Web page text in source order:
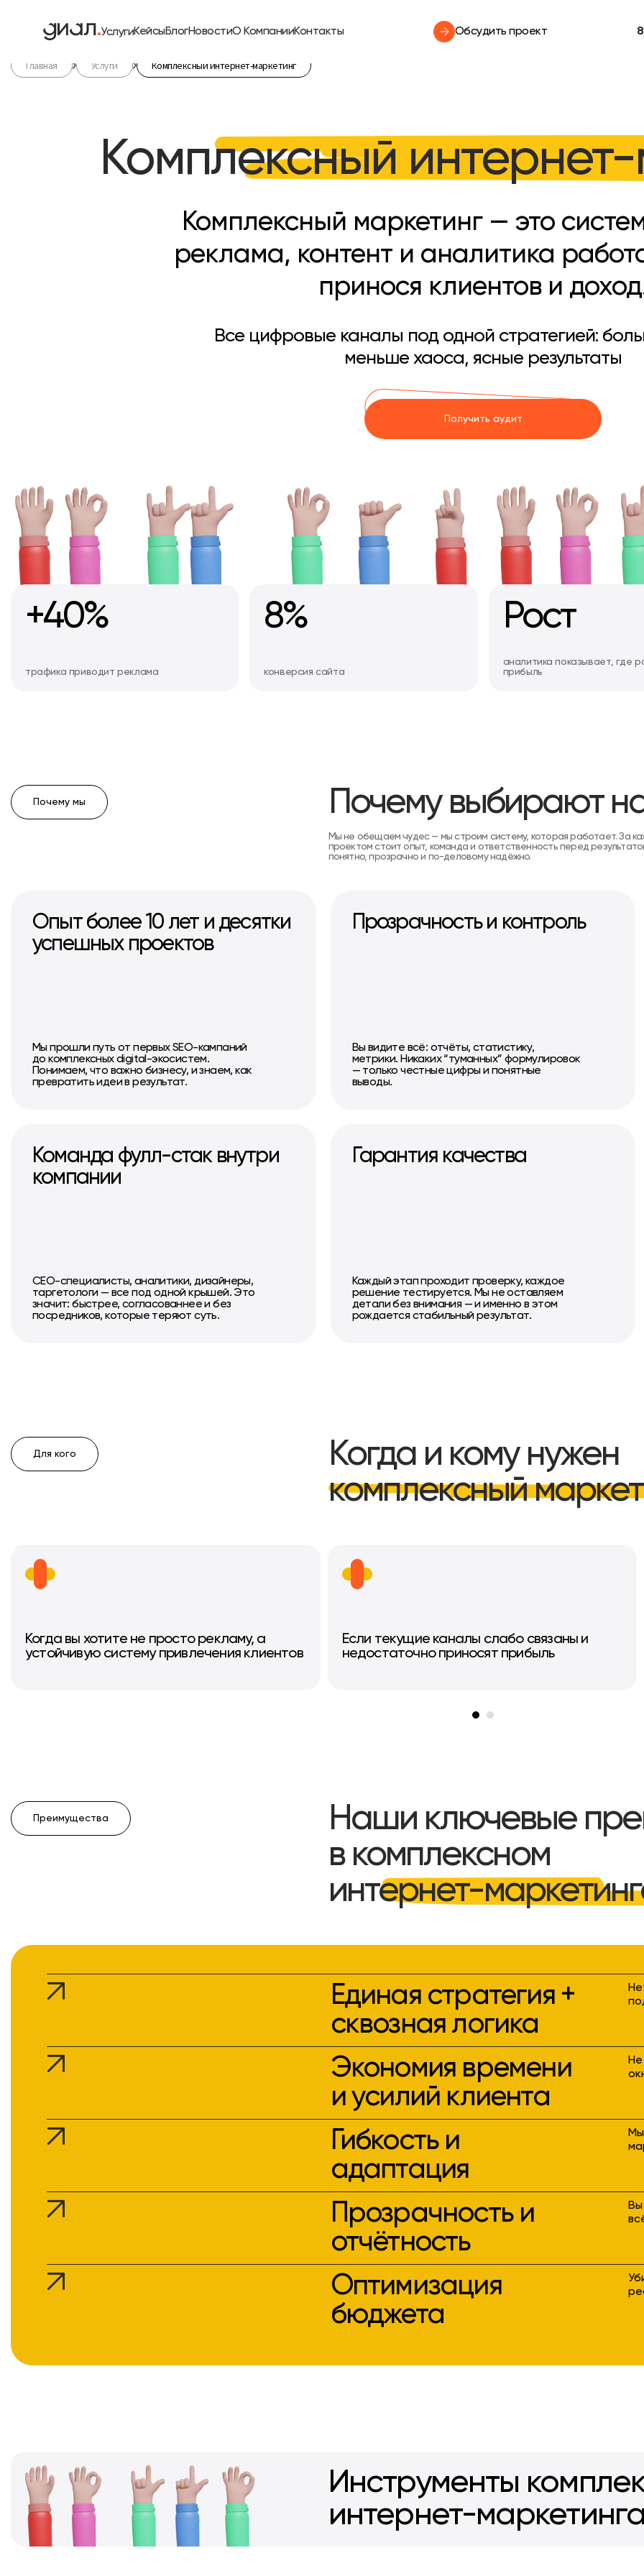
УслугиКейсыБлогНовостиО КомпанииКонтакты Обсудить проект
Главная Услуги Комплексный интернет-маркетинг
Комплексный
Комплексный маркетинг — это
реклама, контент и аналитика
принося клиентов и
Все цифровые каналы под одной стратегией:
меньше хаоса, ясные результаты
Получить аудит
+40%
трафика приводит реклама
8%
конверсия сайта
Рост
аналитика показывает, где
прибыль
Почему мы Почему выбирают
Мы не обещаем чудес — мы строим систему, которая работает. За
проектом стоит опыт, команда и ответственность перед
понятно, прозрачно и по-деловому надёжно.
Опыт более 10 лет и десятки
успешных проектов
Мы прошли путь от первых SEO-кампаний
до комплексных digital-экосистем.
Понимаем, что важно бизнесу, и знаем, как
превратить идеи в результат.
Прозрачность и контроль
Вы видите всё: отчёты, статистику,
метрики. Никаких “туманных” формулировок
— только честные цифры и понятные
выводы.
Команда фулл-стак внутри
компании
СЕО-специалисты, аналитики, дизайнеры,
таргетологи — все под одной крышей. Это
значит: быстрее, согласованнее и без
посредников, которые теряют суть.
Гарантия качества
Каждый этап проходит проверку, каждое
решение тестируется. Мы не оставляем
детали без внимания — и именно в этом
рождается стабильный результат.
Для кого
Когда и кому нужен
комплексный
Когда вы хотите не просто рекламу, а
устойчивую систему привлечения клиентов
Если текущие каналы слабо связаны и
недостаточно приносят прибыль
Преимущества
Наши ключевые
в комплексном
интернет-
Единая стратегия +
сквозная логика
Экономия времени
и усилий клиента
Не
Гибкость и
адаптация
Мы
Прозрачность и
отчётность
Вы
Оптимизация
бюджета
Инструменты
интернет-